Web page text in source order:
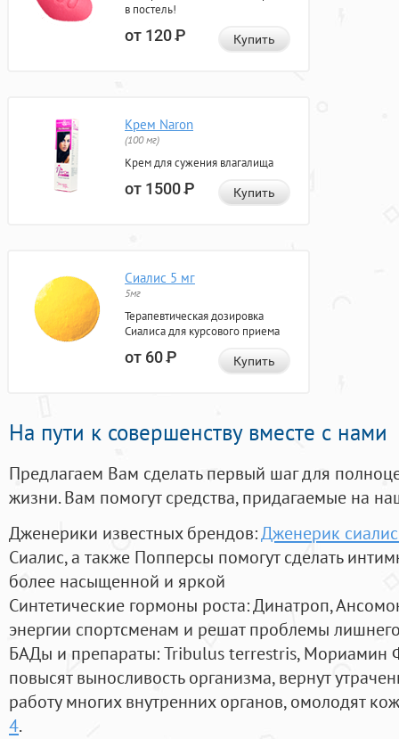
в постель!
от 120Р Купить
Крем Naron
(100 мг)
Крем для сужения влагалища
от 1500Р Купить
Сиалис 5 мг
5мг
Терапевтическая дозировка
Сиалиса для курсового приема
от 60Р Купить
На пути к совершенству вместе с нами
Предлагаем Вам сделать первый шаг для
жизни. Вам помогут средства, придагаемые на
Дженерики известных брендов:Дженерик
Сиалис, а также Попперсы помогут сделать
более насыщенной и яркой
Синтетические гормоны роста: Динатроп,
энергии спортсменам и решат проблемы
БАДы и препараты:Tribulus terrestris, Мориамин
повысят выносливость организма, вернут
работу многих внутренних органов, омолодят
4.